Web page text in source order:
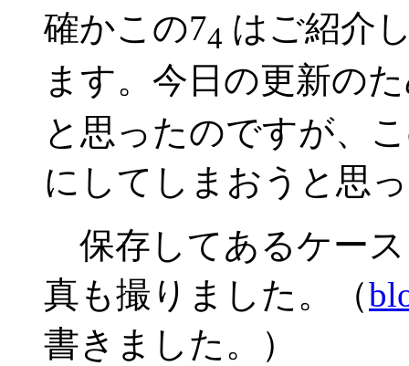
確かこの74 はご紹介
ます。今日の更新の
と思ったのですが、
にしてしまおうと思
保存してあるケー
真も撮りました。（
書きました。）